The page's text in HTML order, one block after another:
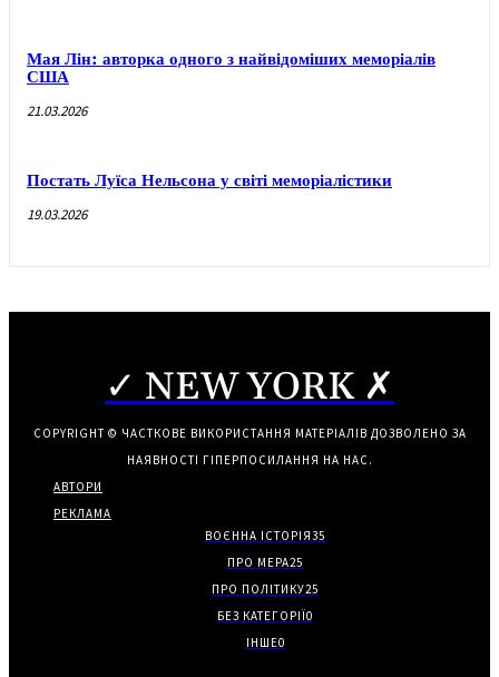
Мая Лін: авторка одного з найвідоміших меморіалів
США
21.03.2026
Постать Луїса Нельсона у світі меморіалістики
19.03.2026
✓ NEW YORK ✗
COPYRIGHT © ЧАСТКОВЕ ВИКОРИСТАННЯ МАТЕРІАЛІВ ДОЗВОЛЕНО ЗА
НАЯВНОСТІ ГІПЕРПОСИЛАННЯ НА НАС.
АВТОРИ
РЕКЛАМА
ВОЄННА ІСТОРІЯ35
ПРО МЕРА25
ПРО ПОЛІТИКУ25
БЕЗ КАТЕГОРІЇ0
ІНШЕ0